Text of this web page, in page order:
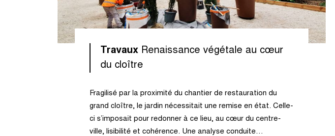
Travaux Renaissance végétale au cœur
du cloître
Fragilisé par la proximité du chantier de restauration du
grand cloître, le jardin nécessitait une remise en état. Celle-
ci s’imposait pour redonner à ce lieu, au cœur du centre-
ville, lisibilité et cohérence. Une analyse conduite…